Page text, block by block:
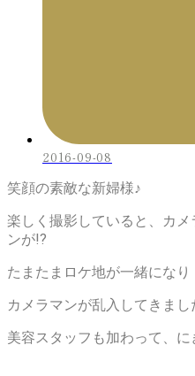
2016-09-08
笑顔の素敵な新婦様♪
楽しく撮影していると、カ
ンが!?
たまたまロケ地が一緒になり
カメラマンが乱入してきまし
美容スタッフも加わって、